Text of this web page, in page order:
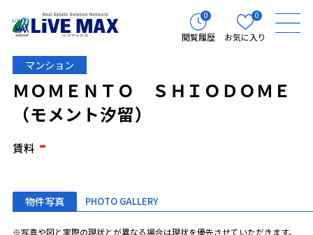
0
閲覧履歴
0
お気に入り
マンション
ＭＯＭＥＮＴＯ ＳＨＩＯＤＯＭＥ
（モメント汐留）
賃料 -
物件写真 PHOTO GALLERY
※写真や図と実際の現状とが異なる場合は現状を優先させていただきます。